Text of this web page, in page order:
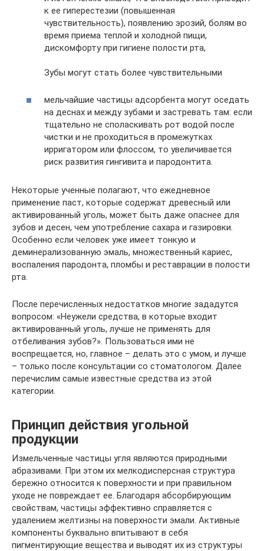
к ее гиперестезии (повышенная
чувствительность), появлению эрозий, болям во
время приема теплой и холодной пищи,
дискомфорту при гигиене полости рта,
Зубы могут стать более чувствительными
мельчайшие частицы адсорбента могут оседать
на деснах и между зубами и застревать там: если
тщательно не споласкивать рот водой после
чистки и не проходиться в промежутках
ирригатором или флоссом, то увеличивается
риск развития гингивита и пародонтита.
Некоторые ученные полагают, что ежедневное
применение паст, которые содержат древесный или
активированный уголь, может быть даже опаснее для
зубов и десен, чем употребление сахара и газировки.
Особенно если человек уже имеет тонкую и
деминерализованную эмаль, множественный кариес,
воспаления пародонта, пломбы и реставрации в полости
рта.
После перечисленных недостатков многие зададутся
вопросом: «Неужели средства, в которые входит
активированный уголь, лучше не применять для
отбеливания зубов?». Пользоваться ими не
воспрещается, но, главное – делать это с умом, и лучше
– только после консультации со стоматологом. Далее
перечислим самые известные средства из этой
категории.
Принцип действия угольной
продукции
Измельченные частицы угля являются природными
абразивами. При этом их мелкодисперсная структура
бережно относится к поверхности и при правильном
уходе не повреждает ее. Благодаря абсорбирующим
свойствам, частицы эффективно справляется с
удалением желтизны на поверхности эмали. Активные
компоненты буквально впитывают в себя
пигментирующие вещества и выводят их из структуры